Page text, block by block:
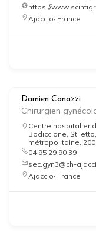
https://
Ajaccio France
Damien Canazzi
Chirurgien
Centre hospitalier
Bodiccione,
métropolitaine,
04 95 29 90 39
sec.gyn3@ch-
Ajaccio France